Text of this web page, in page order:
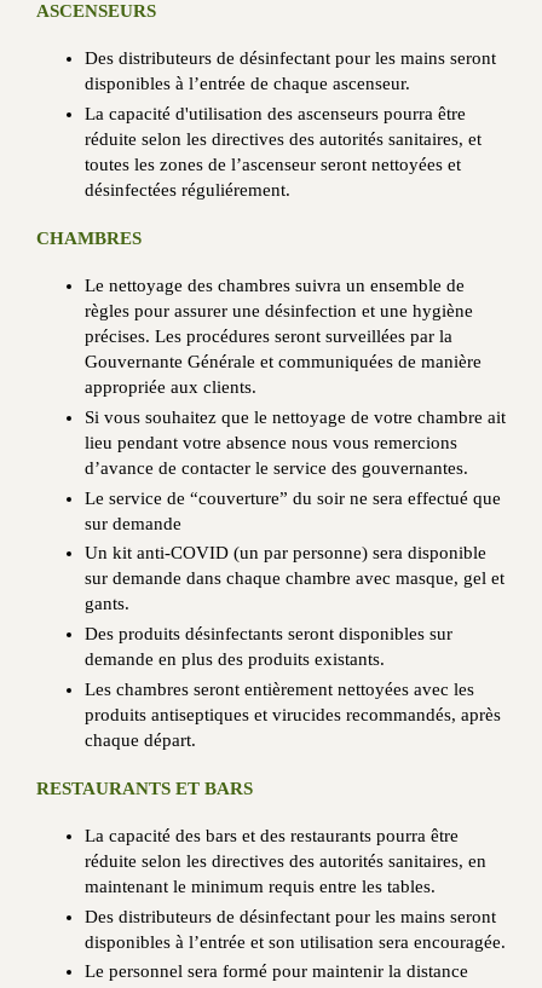
ASCENSEURS
Des distributeurs de désinfectant pour les mains seront
disponibles à l’entrée de chaque ascenseur.
La capacité d'utilisation des ascenseurs pourra être
réduite selon les directives des autorités sanitaires, et
toutes les zones de l’ascenseur seront nettoyées et
désinfectées réguliérement.
CHAMBRES
Le nettoyage des chambres suivra un ensemble de
règles pour assurer une désinfection et une hygiène
précises. Les procédures seront surveillées par la
Gouvernante Générale et communiquées de manière
appropriée aux clients.
Si vous souhaitez que le nettoyage de votre chambre ait
lieu pendant votre absence nous vous remercions
d’avance de contacter le service des gouvernantes.
Le service de “couverture” du soir ne sera effectué que
sur demande
Un kit anti-COVID (un par personne) sera disponible
sur demande dans chaque chambre avec masque, gel et
gants.
Des produits désinfectants seront disponibles sur
demande en plus des produits existants.
Les chambres seront entièrement nettoyées avec les
produits antiseptiques et virucides recommandés, après
chaque départ.
RESTAURANTS ET BARS
La capacité des bars et des restaurants pourra être
réduite selon les directives des autorités sanitaires, en
maintenant le minimum requis entre les tables.
Des distributeurs de désinfectant pour les mains seront
disponibles à l’entrée et son utilisation sera encouragée.
Le personnel sera formé pour maintenir la distance